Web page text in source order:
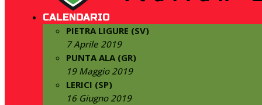
CALENDARIO
PIETRA LIGURE (SV)
7 Aprile 2019
PUNTA ALA (GR)
19 Maggio 2019
LERICI (SP)
16 Giugno 2019